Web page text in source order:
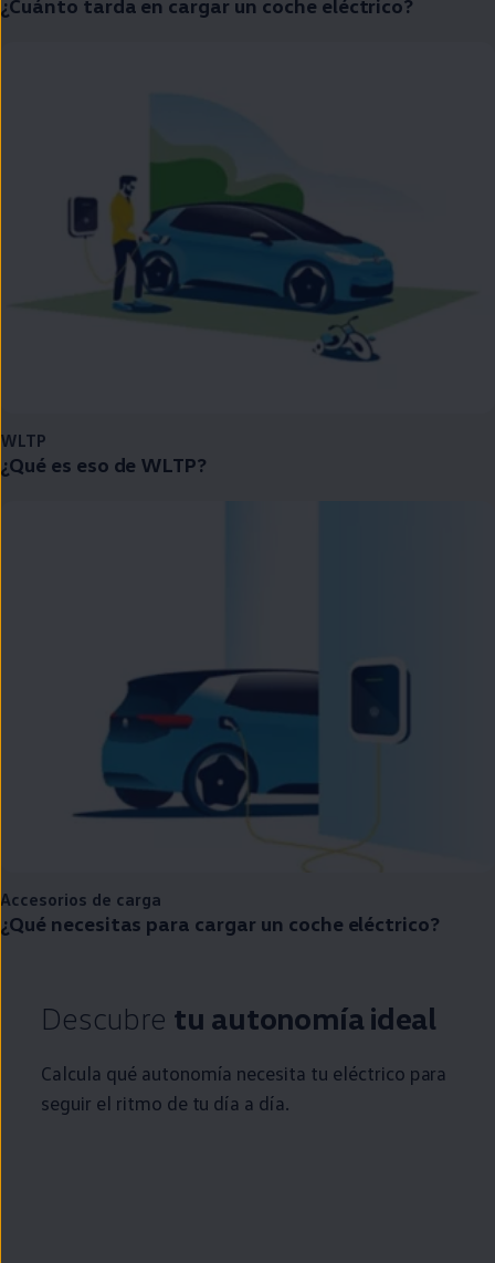
¿Cuánto tarda en cargar un coche eléctrico?
WLTP
¿Qué es eso de WLTP?
Accesorios de carga
¿Qué necesitas para cargar un coche eléctrico?
Descubre tu autonomía ideal
Calcula qué autonomía necesita tu eléctrico para
seguir el ritmo de tu día a día.